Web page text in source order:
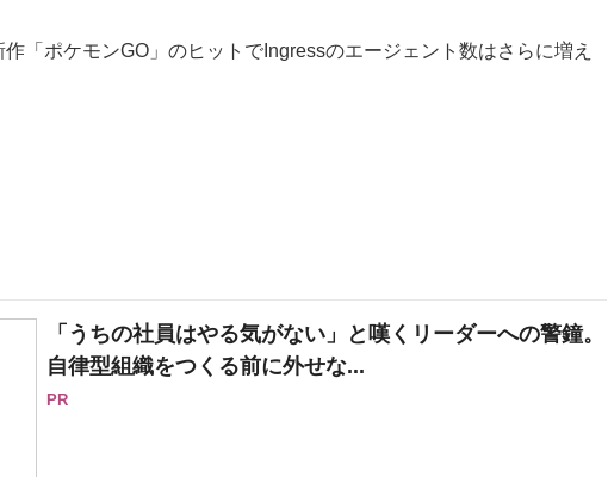
「ポケモンGO」のヒットでIngressのエージェント数はさらに増え
「うちの社員はやる気がない」と嘆くリーダーへの警鐘。
自律型組織をつくる前に外せな...
PR